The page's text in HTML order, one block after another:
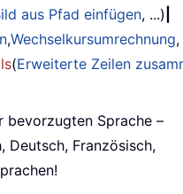
aus Pfad einfügen, ...)
,Wechselkursumrechnung
(Erweiterte Zeilen
bevorzugten Sprache –
Deutsch, Französisch,